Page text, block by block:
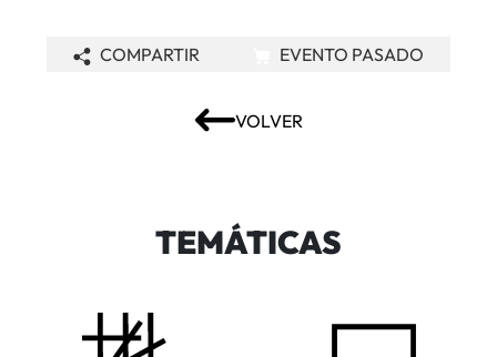
VOLVER
COMPARTIR EVENTO PASADO
TEMÁTICAS